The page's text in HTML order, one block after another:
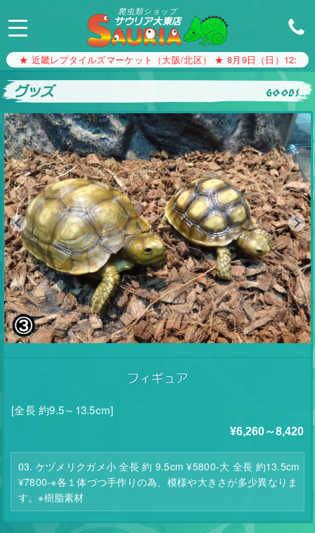
爬虫類ショップ
サウリア大東店
★ 近畿レプタイルズマーケット（大阪/北区） ★ 8月9日（日）12:00
グッズ goods
フィギュア
[全長 約9.5～13.5cm]
¥6,260～8,420
03. ケヅメリクガメ小 全長 約 9.5cm ¥5800-大 全長 約13.5cm
¥7800-※各１体づつ手作りの為、模様や大きさが多少異なりま
す。※樹脂素材